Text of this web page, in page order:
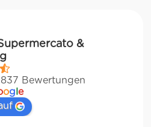
&
Bewertungen
ogle